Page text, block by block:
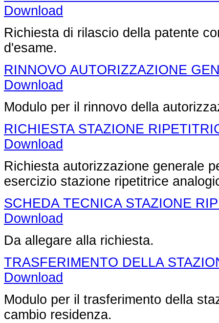
Download
Richiesta di rilascio della patente
d'esame.
RINNOVO AUTORIZZAZIONE
Download
Modulo per il rinnovo della
RICHIESTA STAZIONE
Download
Richiesta autorizzazione generale
esercizio stazione ripetitrice
SCHEDA TECNICA STAZIONE
Download
Da allegare alla richiesta.
TRASFERIMENTO DELLA
Download
Modulo per il trasferimento della
cambio residenza.